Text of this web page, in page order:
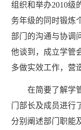
组织和举办2010级
务年级的同时锻炼
部门的沟通与协调
他谈到，成立学管
多做实效工作，营
在简要了解学
门部长及成员进行
分别阐述部门职能